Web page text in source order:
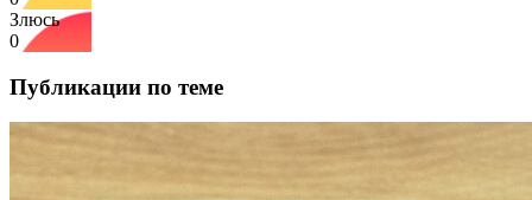
Злюсь
0
Публикации по теме